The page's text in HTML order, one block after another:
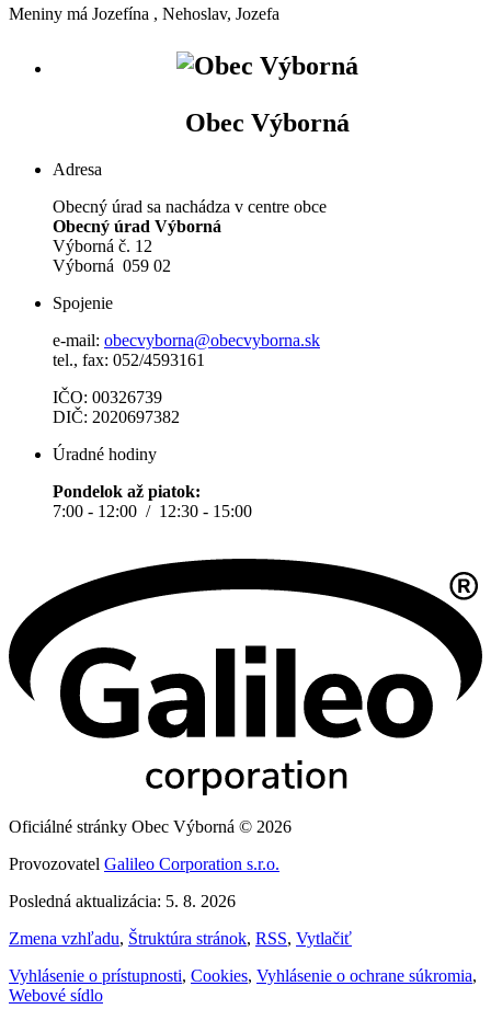
Meniny má Jozefína , Nehoslav, Jozefa
Obec Výborná
Adresa
Obecný úrad sa nachádza v centre obce
Obecný úrad Výborná
Výborná č. 12
Výborná 059 02
Spojenie
e-mail: obecvyborna@obecvyborna.sk
tel., fax: 052/4593161
IČO: 00326739
DIČ: 2020697382
Úradné hodiny
Pondelok až piatok:
7:00 - 12:00 / 12:30 - 15:00
Oficiálné stránky Obec Výborná © 2026
Provozovatel Galileo Corporation s.r.o.
Posledná aktualizácia: 5. 8. 2026
Zmena vzhľadu, Štruktúra stránok, RSS, Vytlačiť
Vyhlásenie o prístupnosti, Cookies, Vyhlásenie o ochrane súkromia,
Webové sídlo